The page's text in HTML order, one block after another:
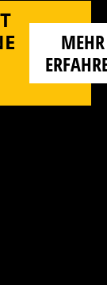
MEHR